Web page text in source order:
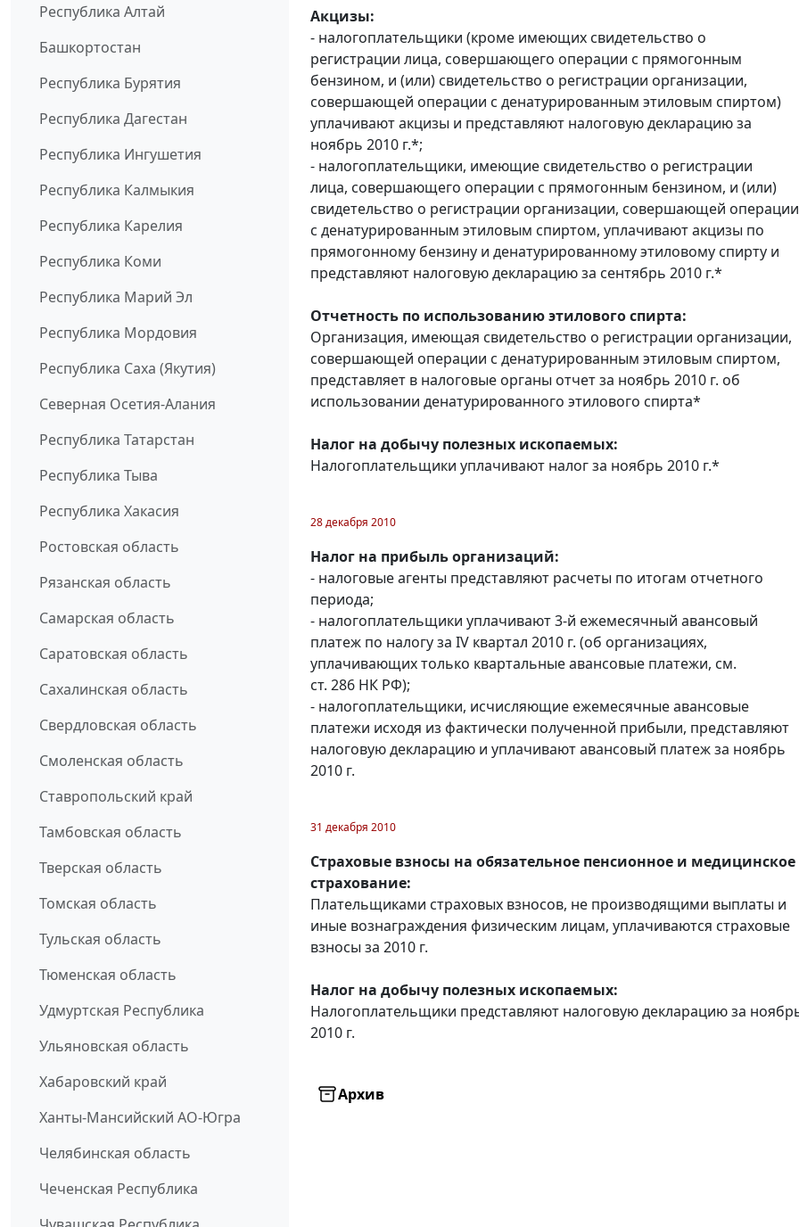
Республика Алтай
Башкортостан
Республика Бурятия
Республика Дагестан
Республика Ингушетия
Республика Калмыкия
Республика Карелия
Республика Коми
Республика Марий Эл
Республика Мордовия
Республика Саха (Якутия)
Северная Осетия-Алания
Республика Татарстан
Республика Тыва
Республика Хакасия
Ростовская область
Рязанская область
Самарская область
Саратовская область
Сахалинская область
Свердловская область
Смоленская область
Ставропольский край
Тамбовская область
Тверская область
Томская область
Тульская область
Тюменская область
Удмуртская Республика
Ульяновская область
Хабаровский край
Ханты-Мансийский АО-Югра
Челябинская область
Чеченская Республика
Акцизы:
- налогоплательщики (кроме имеющих свидетельство о
регистрации лица, совершающего операции с прямогонным
бензином, и (или) свидетельство о регистрации организации,
совершающей операции с денатурированным этиловым спиртом)
уплачивают акцизы и представляют налоговую декларацию за
ноябрь 2010 г.*;
- налогоплательщики, имеющие свидетельство о регистрации
лица, совершающего операции с прямогонным бензином, и (или)
свидетельство о регистрации организации, совершающей операции
с денатурированным этиловым спиртом, уплачивают акцизы по
прямогонному бензину и денатурированному этиловому спирту и
представляют налоговую декларацию за сентябрь 2010 г.*
Отчетность по использованию этилового спирта:
Организация, имеющая свидетельство о регистрации организации,
совершающей операции с денатурированным этиловым спиртом,
представляет в налоговые органы отчет за ноябрь 2010 г. об
использовании денатурированного этилового спирта*
Налог на добычу полезных ископаемых:
Налогоплательщики уплачивают налог за ноябрь 2010 г.*
28 декабря 2010
Налог на прибыль организаций:
- налоговые агенты представляют расчеты по итогам отчетного
периода;
- налогоплательщики уплачивают 3-й ежемесячный авансовый
платеж по налогу за IV квартал 2010 г. (об организациях,
уплачивающих только квартальные авансовые платежи, см.
ст. 286 НК РФ);
- налогоплательщики, исчисляющие ежемесячные авансовые
платежи исходя из фактически полученной прибыли, представляют
налоговую декларацию и уплачивают авансовый платеж за ноябрь
2010 г.
31 декабря 2010
Страховые взносы на обязательное пенсионное и медицинское
страхование:
Плательщиками страховых взносов, не производящими выплаты и
иные вознаграждения физическим лицам, уплачиваются страховые
взносы за 2010 г.
Налог на добычу полезных ископаемых:
Налогоплательщики представляют налоговую декларацию за
2010 г.
Архив